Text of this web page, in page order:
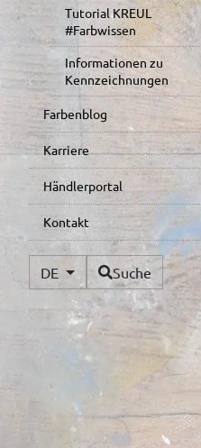
Tutorial KREUL
#Farbwissen
Informationen zu
Kennzeichnungen
Farbenblog
Karriere
Händlerportal
Kontakt
DE Verfügbare Sprachen
Suche